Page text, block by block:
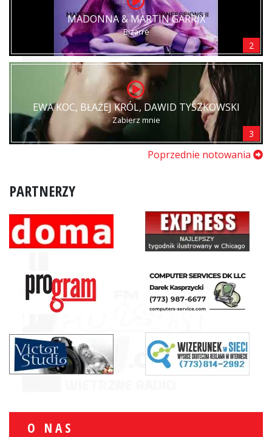
MADONNA & MARTIN GARRIX
Bizarre
2
EWA KOC, BŁAŻEJ KRÓL, DAWID TYSZKOWSKI
Zabierz mnie
3
Poprzednie notowania
PARTNERZY
O NAS